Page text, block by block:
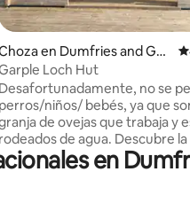
4.97 de 5, 311 reseñas
en Dumfries and Gall
Loch Hut
Desafortunadamente, no se
perros/niños/ bebés, ya que
de ovejas que trabaja y
rodeados de agua. Descubre la mejor
en Garple Loch Hut,
lago privado sin nadie
en